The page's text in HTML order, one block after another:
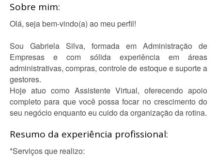
Sobre mim:
Olá, seja bem-vindo(a) ao meu perfil!
Sou Gabriela Silva, formada em Administração de
Empresas e com sólida experiência em áreas
administrativas, compras, controle de estoque e suporte a
gestores.
Hoje atuo como Assistente Virtual, oferecendo apoio
completo para que você possa focar no crescimento do
seu negócio enquanto eu cuido da organização da rotina.
Resumo da experiência profissional:
*Serviços que realizo: